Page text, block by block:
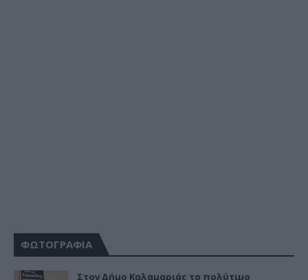
ΦΩΤΟΓΡΑΦΙΑ
Στον Δήμο Καλαμαριάς το πολύτιμο